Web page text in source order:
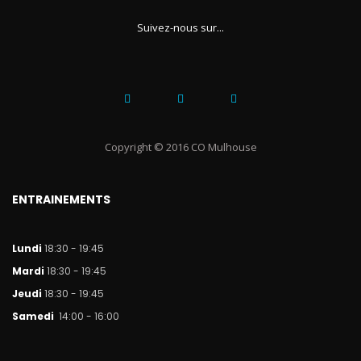
Suivez-nous sur...
Copyright © 2016 CO Mulhouse
ENTRAINEMENTS
Lundi 18:30 - 19:45
Mardi 18:30 - 19:45
Jeudi 18:30 - 19:45
Samedi 14:00 - 16:00